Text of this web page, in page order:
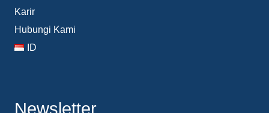
Karir
Hubungi Kami
ID
Newsletter